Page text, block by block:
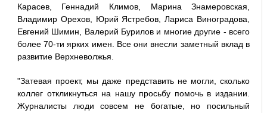
Карасев, Геннадий Климов, Марина Знамеровская,
Владимир Орехов, Юрий Ястребов, Лариса Виноградова,
Евгений Шимин, Валерий Бурилов и многие другие - всего
более 70-ти ярких имен. Все они внесли заметный вклад в
развитие Верхневолжья.
"Затевая проект, мы даже представить не могли, сколько
коллег откликнуться на нашу просьбу помочь в издании.
Журналисты люди совсем не богатые, но посильный